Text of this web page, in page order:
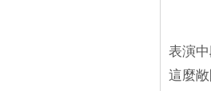
表演
這麼